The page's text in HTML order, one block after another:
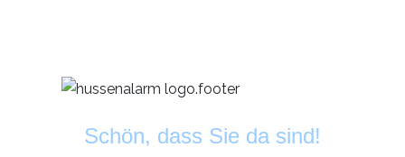
Schön, dass Sie da sind!